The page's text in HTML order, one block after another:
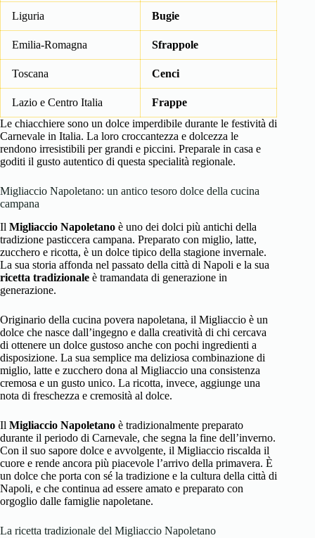
Liguria Bugie
Emilia-Romagna Sfrappole
Toscana Cenci
Lazio e Centro Italia
Frappe
Le chiacchiere sono un dolce imperdibile durante le festività di
Carnevale in Italia. La loro croccantezza e dolcezza le
rendono irresistibili per grandi e piccini. Preparale in casa e
goditi il gusto autentico di questa specialità regionale.
Migliaccio Napoletano: un antico tesoro dolce della cucina
campana
Il Migliaccio Napoletano è uno dei dolci più antichi della
tradizione pasticcera campana. Preparato con miglio, latte,
zucchero e ricotta, è un dolce tipico della stagione invernale.
La sua storia affonda nel passato della città di Napoli e la sua
ricetta tradizionale è tramandata di generazione in
generazione.
Originario della cucina povera napoletana, il Migliaccio è un
dolce che nasce dall’ingegno e dalla creatività di chi cercava
di ottenere un dolce gustoso anche con pochi ingredienti a
disposizione. La sua semplice ma deliziosa combinazione di
miglio, latte e zucchero dona al Migliaccio una consistenza
cremosa e un gusto unico. La ricotta, invece, aggiunge una
nota di freschezza e cremosità al dolce.
Il Migliaccio Napoletano è tradizionalmente preparato
durante il periodo di Carnevale, che segna la fine dell’inverno.
Con il suo sapore dolce e avvolgente, il Migliaccio riscalda il
cuore e rende ancora più piacevole l’arrivo della primavera. È
un dolce che porta con sé la tradizione e la cultura della città di
Napoli, e che continua ad essere amato e preparato con
orgoglio dalle famiglie napoletane.
La ricetta tradizionale del Migliaccio Napoletano